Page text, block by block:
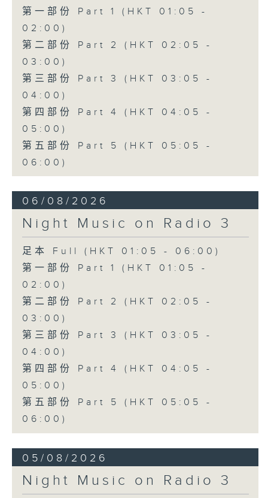
第一部份 Part 1 (HKT 01:05 -
02:00)
第二部份 Part 2 (HKT 02:05 -
03:00)
第三部份 Part 3 (HKT 03:05 -
04:00)
第四部份 Part 4 (HKT 04:05 -
05:00)
第五部份 Part 5 (HKT 05:05 -
06:00)
06/08/2026
Night Music on Radio 3
足本 Full (HKT 01:05 - 06:00)
第一部份 Part 1 (HKT 01:05 -
02:00)
第二部份 Part 2 (HKT 02:05 -
03:00)
第三部份 Part 3 (HKT 03:05 -
04:00)
第四部份 Part 4 (HKT 04:05 -
05:00)
第五部份 Part 5 (HKT 05:05 -
06:00)
05/08/2026
Night Music on Radio 3